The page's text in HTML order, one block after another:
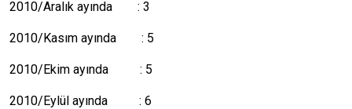
2010/Aralık ayında : 3
2010/Kasım ayında : 5
2010/Ekim ayında : 5
2010/Eylül ayında : 6